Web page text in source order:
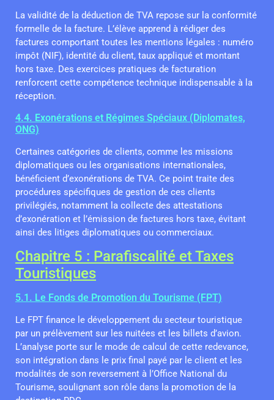
La validité de la déduction de TVA repose sur la conformité
formelle de la facture. L’élève apprend à rédiger des
factures comportant toutes les mentions légales : numéro
impôt (NIF), identité du client, taux appliqué et montant
hors taxe. Des exercices pratiques de facturation
renforcent cette compétence technique indispensable à la
réception.
4.4. Exonérations et Régimes Spéciaux (Diplomates,
ONG)
Certaines catégories de clients, comme les missions
diplomatiques ou les organisations internationales,
bénéficient d’exonérations de TVA. Ce point traite des
procédures spécifiques de gestion de ces clients
privilégiés, notamment la collecte des attestations
d’exonération et l’émission de factures hors taxe, évitant
ainsi des litiges diplomatiques ou commerciaux.
Chapitre 5 : Parafiscalité et Taxes
Touristiques
5.1. Le Fonds de Promotion du Tourisme (FPT)
Le FPT finance le développement du secteur touristique
par un prélèvement sur les nuitées et les billets d’avion.
L’analyse porte sur le mode de calcul de cette redevance,
son intégration dans le prix final payé par le client et les
modalités de son reversement à l’Office National du
Tourisme, soulignant son rôle dans la promotion de la